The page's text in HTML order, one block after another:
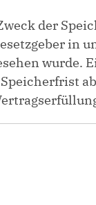
der
in
wurde.